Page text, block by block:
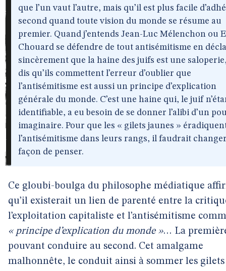
que l’un vaut l’autre, mais qu’il est plus facile
second quand toute vision du monde se résume au
premier. Quand j’entends Jean-Luc Mélenchon ou
Chouard se défendre de tout antisémitisme en
sincèrement que la haine des juifs est une
dis qu’ils commettent l’erreur d’oublier que
l’antisémitisme est aussi un principe d’explication
générale du monde. C’est une haine qui, le juif
identifiable, a eu besoin de se donner l’alibi d’un
imaginaire. Pour que les « gilets jaunes »
l’antisémitisme dans leurs rangs, il faudrait
façon de penser.
Ce gloubi-boulga du philosophe médiatique
qu’il existerait un lien de parenté entre la
l’exploitation capitaliste et l’antisémitisme
« principe d’explication du monde »… La
pouvant conduire au second. Cet amalgame
malhonnête, le conduit ainsi à sommer les gilets